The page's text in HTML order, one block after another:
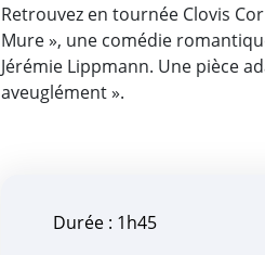
Retrouvez en tournée Clovis
Mure », une comédie
Jérémie Lippmann. Une pièce
aveuglément ».
Durée : 1h45